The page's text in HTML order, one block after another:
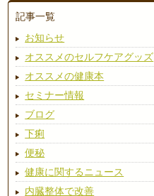
記事一覧
お知らせ
オススメのセルフケアグッズ
オススメの健康本
セミナー情報
ブログ
下痢
便秘
健康に関するニュース
内臓整体で改善